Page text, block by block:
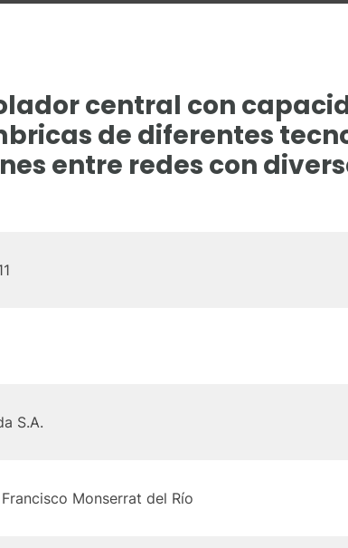
central con
de diferentes
entre redes con
S.A.
Monserrat del Río